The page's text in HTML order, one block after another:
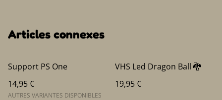
Articles connexes
Support PS One
14,95 €
AUTRES VARIANTES DISPONIBLES
VHS Led Dragon Ball 🐉
19,95 €